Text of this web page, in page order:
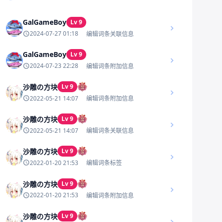
GalGameBoy Lv 9
2024-07-27 01:18
编辑词条关联信息
GalGameBoy Lv 9
2024-07-23 22:28
编辑词条附加信息
沙雕の方块 Lv 9
2022-05-21 14:07
编辑词条附加信息
沙雕の方块 Lv 9
2022-05-21 14:07
编辑词条关联信息
沙雕の方块 Lv 9
2022-01-20 21:53
编辑词条标签
沙雕の方块 Lv 9
2022-01-20 21:53
编辑词条附加信息
沙雕の方块 Lv 9